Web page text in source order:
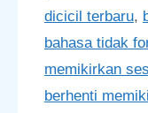
dicicil terbaru,
bahasa tidak
memikirkan
berhenti